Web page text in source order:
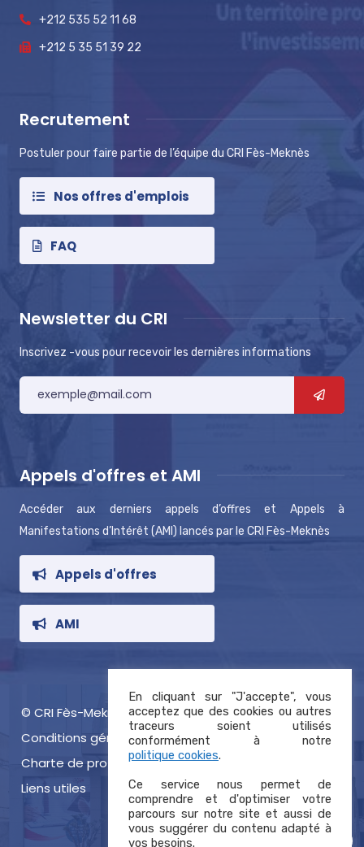
+212 535 52 11 68
+212 5 35 51 39 22
Recrutement
Postuler pour faire partie de l’équipe du CRI Fès-Meknès
Nos offres d'emplois
FAQ
Newsletter du CRI
Inscrivez -vous pour recevoir les dernières informations
Appels d'offres et AMI
Accéder aux derniers appels d’offres et Appels à
Manifestations d’Intérêt (AMI) lancés par le CRI Fès-Meknès
Appels d'offres
AMI
© CRI Fès-Meknès 2021, tous droits réservés
Conditions générales d’utilisation
Charte de protection des données
Liens utiles
En cliquant sur "J'accepte", vous
acceptez que des cookies ou autres
traceurs soient utilisés
conformément à notre
politique cookies.
Ce service nous permet de
comprendre et d'optimiser votre
parcours sur notre site et aussi de
vous suggérer du contenu adapté à
vos besoins.